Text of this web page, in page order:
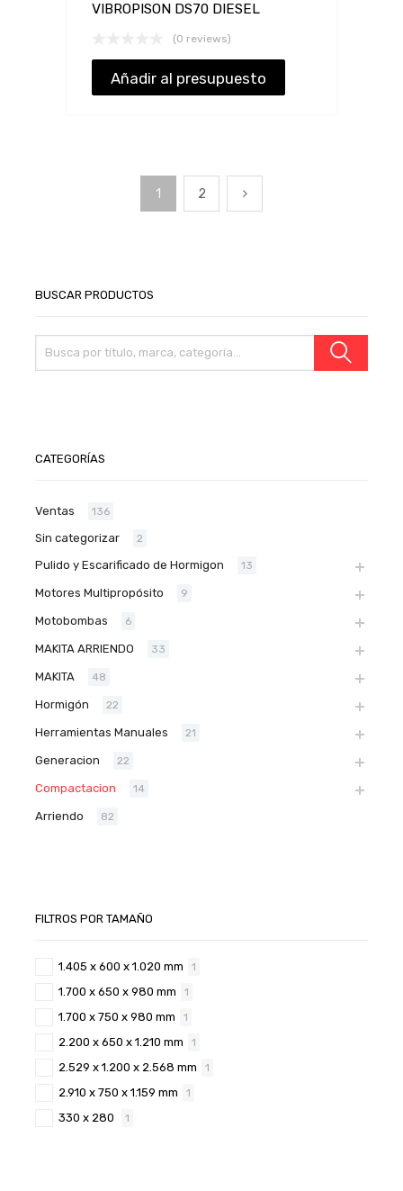
VIBROPISON DS70 DIESEL
(0 reviews)
Añadir al presupuesto
1 2
BUSCAR PRODUCTOS
CATEGORÍAS
Ventas 136
Sin categorizar 2
Pulido y Escarificado de Hormigon 13
Motores Multipropósito 9
Motobombas 6
MAKITA ARRIENDO 33
MAKITA 48
Hormigón 22
Herramientas Manuales 21
Generacion 22
Compactacion 14
Arriendo 82
FILTROS POR TAMAÑO
1.405 x 600 x 1.020 mm 1
1.700 x 650 x 980 mm 1
1.700 x 750 x 980 mm 1
2.200 x 650 x 1.210 mm 1
2.529 x 1.200 x 2.568 mm 1
2.910 x 750 x 1.159 mm 1
330 x 280 1